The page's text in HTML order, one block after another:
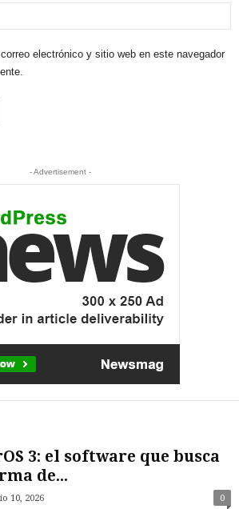
electrónico y sitio web en este navegador
- Advertisement -
3: el software que busca
de...
10, 2026 0